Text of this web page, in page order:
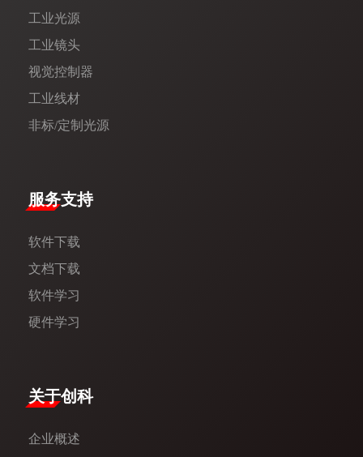
工业光源
工业镜头
视觉控制器
工业线材
非标/定制光源
服务支持
软件下载
文档下载
软件学习
硬件学习
​关于创科​
企业概述